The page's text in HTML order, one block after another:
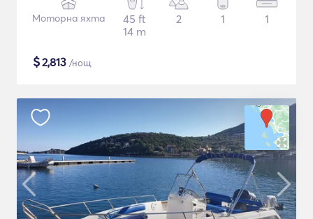
Моторна яхта
45 ft
14 m
2 1 1
$2,813 /нощ